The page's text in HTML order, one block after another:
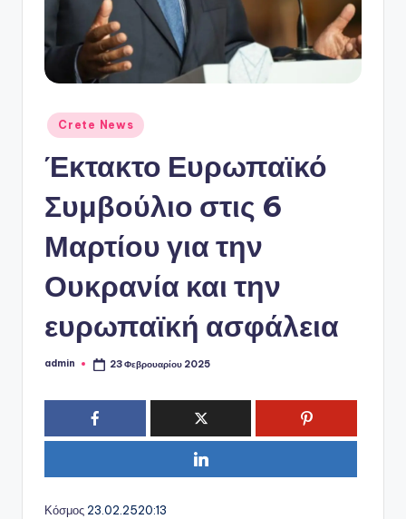
o
Αναρτήθηκε
σε
Crete News
Έκτακτο Ευρωπαϊκό
Συμβούλιο στις 6
Μαρτίου για την
Ουκρανία και την
ευρωπαϊκή ασφάλεια
Συγγραφέας:
admin 23 Φεβρουαρίου 2025
Κόσμος 23.02.2520:13